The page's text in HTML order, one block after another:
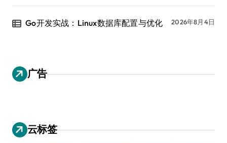
Go开发实战：Linux数据库配置与优化 2026年8月4日
广告
云标签